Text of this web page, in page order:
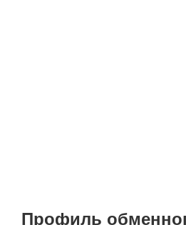
Профиль